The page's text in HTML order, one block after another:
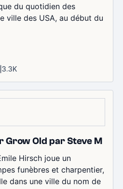
du quotidien des
ville des USA, au début du
3.3K
Grow Old par Steve M
Hirsch joue un
funèbres et charpentier,
dans une ville du nom de